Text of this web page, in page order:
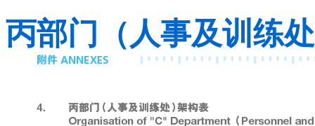
丙部门（人事及训练